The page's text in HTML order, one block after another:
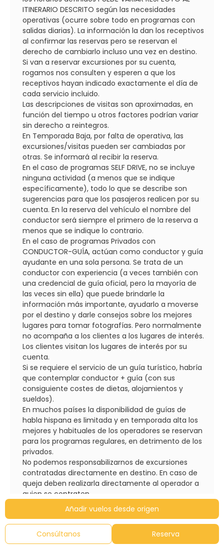
Añadir vuelos desde origen
Consúltanos Reserva
ITINERARIO DESCRITO según las necesidades
operativas (ocurre sobre todo en programas con
salidas diarias). La información la dan los receptivos
al confirmar las reservas pero se reservan el
derecho de cambiarlo incluso una vez en destino.
Si van a reservar excursiones por su cuenta,
rogamos nos consulten y esperen a que los
receptivos hayan indicado exactamente el día de
cada servicio incluido.
Las descripciones de visitas son aproximadas, en
función del tiempo u otros factores podrían variar
sin derecho a reintegros.
En Temporada Baja, por falta de operativa, las
excursiones/visitas pueden ser cambiadas por
otras. Se informará al recibir la reserva.
En el caso de programas SELF DRIVE, no se incluye
ninguna actividad (a menos que se indique
específicamente), todo lo que se describe son
sugerencias para que los pasajeros realicen por su
cuenta. En la reserva del vehículo el nombre del
conductor será siempre el primero de la reserva a
menos que se indique lo contrario.
En el caso de programas Privados con
CONDUCTOR-GUÍA, actúan como conductor y guía
ayudante en una sola persona. Se trata de un
conductor con experiencia (a veces también con
una credencial de guía oficial, pero la mayoría de
las veces sin ella) que puede brindarle la
información más importante, ayudarlo a moverse
por el destino y darle consejos sobre los mejores
lugares para tomar fotografías. Pero normalmente
no acompaña a los clientes a los lugares de interés.
Los clientes visitan los lugares de interés por su
cuenta.
Si se requiere el servicio de un guía turístico, habría
que contemplar conductor + guía (con sus
consiguiente costes de dietas, alojamientos y
sueldos).
En muchos países la disponibilidad de guías de
habla hispana es limitada y en temporada alta los
mejores y habituales de los operadores se reservan
para los programas regulares, en detrimento de los
privados.
No podemos responsabilizarnos de excursiones
contratadas directamente en destino. En caso de
queja deben realizarla directamente al operador a
quien se contraten.
SOBRE ALOJAMIENTOS Y HABITACIONES:
Una vez realizada la reserva, si el hotel de programa
no tuviera disponibilidad se ofrecerá otro de
características similares. Los operadores pueden
cambiar el hotel, incluso estando el pasajero en